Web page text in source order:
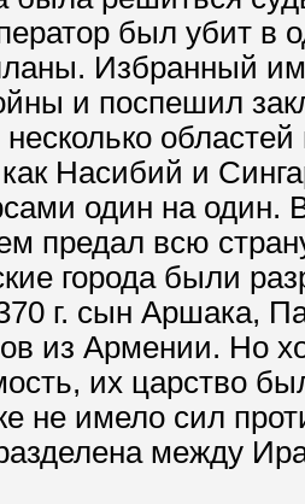
был убит в
Избранный
и поспешил
Насибий и
один на один.
предал всю
города были
г. сын Аршака,
из Армении. Но
их царство
не имело сил
между